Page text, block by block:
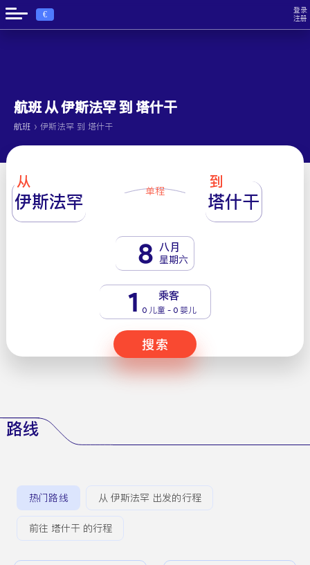
€
登录
注册
航班 从 伊斯法罕 到 塔什干
航班 › 伊斯法罕 到 塔什干
从
伊斯法罕 单程
到
塔什干
8 八月
星期六
1 乘客
0 儿童 - 0 婴儿
搜索
路线
热门路线 从 伊斯法罕 出发的行程
前往 塔什干 的行程